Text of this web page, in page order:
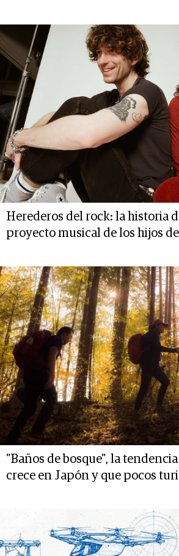
Herederos del rock: la historia
proyecto musical de los hijos
"Baños de bosque", la
crece en Japón y que pocos